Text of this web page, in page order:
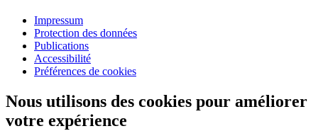
Impressum
Protection des données
Publications
Accessibilité
Préférences de cookies
Nous utilisons des cookies pour améliorer
votre expérience